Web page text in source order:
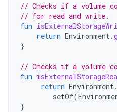
// Checks if a volume
// for read and write.
fun
return Environment.
}
// Checks if a volume
fun
return Environment.
setOf(
}